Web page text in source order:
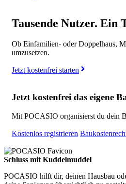
Tausende Nutzer. Ein
Ob Einfamilien- oder Doppelhaus,
umzusetzen.
Jetzt kostenfrei starten
Jetzt kostenfrei das eigene
Mit POCASIO organisierst du dein
Kostenlos registrieren
Schluss mit Kuddelmuddel
POCASIO hilft dir, deinen Hausbau